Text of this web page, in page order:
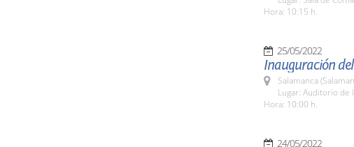
Hora: 10:15 h.
25/05/2022
Inauguración
Salamanca
Lugar: Auditorio de
Hora: 10:00 h.
24/05/2022